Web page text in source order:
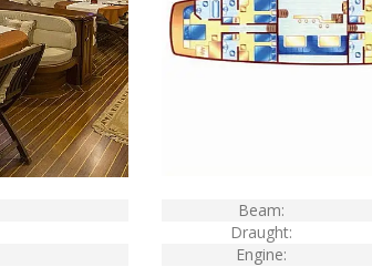
Beam:
Draught:
Engine: